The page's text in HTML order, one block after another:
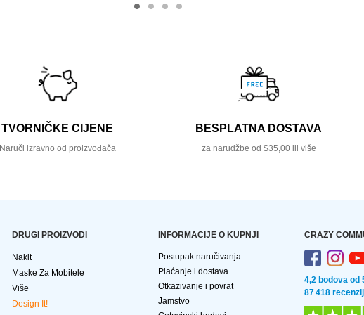
TVORNIČKE CIJENE
Naruči izravno od proizvođača
BESPLATNA DOSTAVA
za narudžbe od $35,00 ili više
DRUGI PROIZVODI
Nakit
Maske Za Mobitele
Više
Design It!
INFORMACIJE O KUPNJI
Postupak naručivanja
Plaćanje i dostava
Otkazivanje i povrat
Jamstvo
CRAZY
4,2 bodova od
87 418